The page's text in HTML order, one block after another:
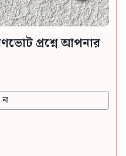
প্রশ্নে আপনার
না